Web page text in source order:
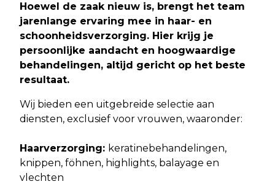
Hoewel de zaak nieuw is, brengt het team
jarenlange ervaring mee in haar- en
schoonheidsverzorging. Hier krijg je
persoonlijke aandacht en hoogwaardige
behandelingen, altijd gericht op het beste
resultaat.
Wij bieden een uitgebreide selectie aan
diensten, exclusief voor vrouwen, waaronder:
Haarverzorging: keratinebehandelingen,
knippen, föhnen, highlights, balayage en
vlechten